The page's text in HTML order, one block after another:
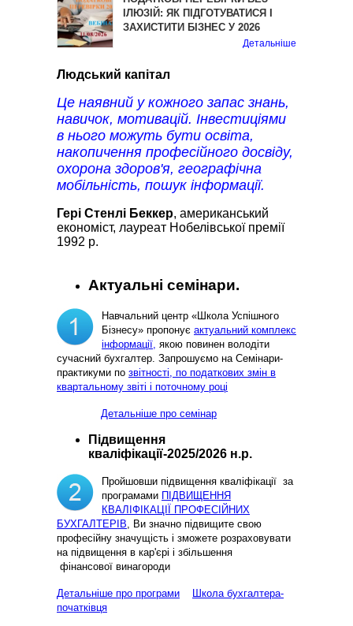
ІЛЮЗІЙ: ЯК ПІДГОТУВАТИСЯ І
ЗАХИСТИТИ БІЗНЕС У 2026
Детальніше
Людський капітал
Це наявний у кожного запас знань,
навичок, мотивацій. Інвестиціями
в нього можуть бути освіта,
накопичення професійного досвіду,
охорона здоров'я, географічна
мобільність, пошук інформації.
Гері Стенлі Беккер, американський
економіст, лауреат Нобелівської премії
1992 р.
Актуальні семінари.
Навчальний центр «Школа Успішного
Бізнесу» пропонує актуальний комплекс
інформації, якою повинен володіти
сучасний бухгалтер. Запрошуємо на Семінари-
практикуми по звітності, по податкових змін в
квартальному звіті і поточному році
Детальніше про семінар
Підвищення
кваліфікації-2025/2026 н.р.
Пройшовши підвищення кваліфікації за
програмами ПІДВИЩЕННЯ
КВАЛІФІКАЦІЇ ПРОФЕСІЙНИХ
БУХГАЛТЕРІВ, Ви значно підвищите свою
професійну значущість і зможете розраховувати
на підвищення в кар'єрі і збільшення
фінансової винагороди
Детальніше про програми
Школа бухгалтера-
початківця